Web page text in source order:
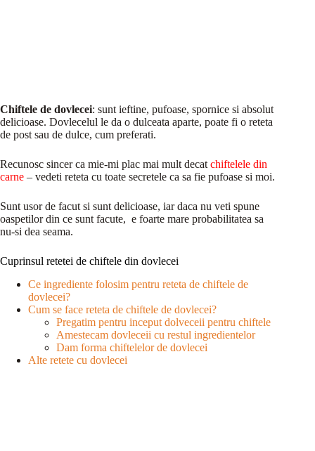
Chiftele de dovlecei: sunt ieftine, pufoase, spornice si absolut
delicioase. Dovlecelul le da o dulceata aparte, poate fi o reteta
de post sau de dulce, cum preferati.
Recunosc sincer ca mie-mi plac mai mult decat chiftelele din
carne – vedeti reteta cu toate secretele ca sa fie pufoase si moi.
Sunt usor de facut si sunt delicioase, iar daca nu veti spune
oaspetilor din ce sunt facute, e foarte mare probabilitatea sa
nu-si dea seama.
Cuprinsul retetei de chiftele din dovlecei
Ce ingrediente folosim pentru reteta de chiftele de
dovlecei?
Cum se face reteta de chiftele de dovlecei?
Pregatim pentru inceput dolveceii pentru chiftele
Amestecam dovleceii cu restul ingredientelor
Dam forma chiftelelor de dovlecei
Alte retete cu dovlecei